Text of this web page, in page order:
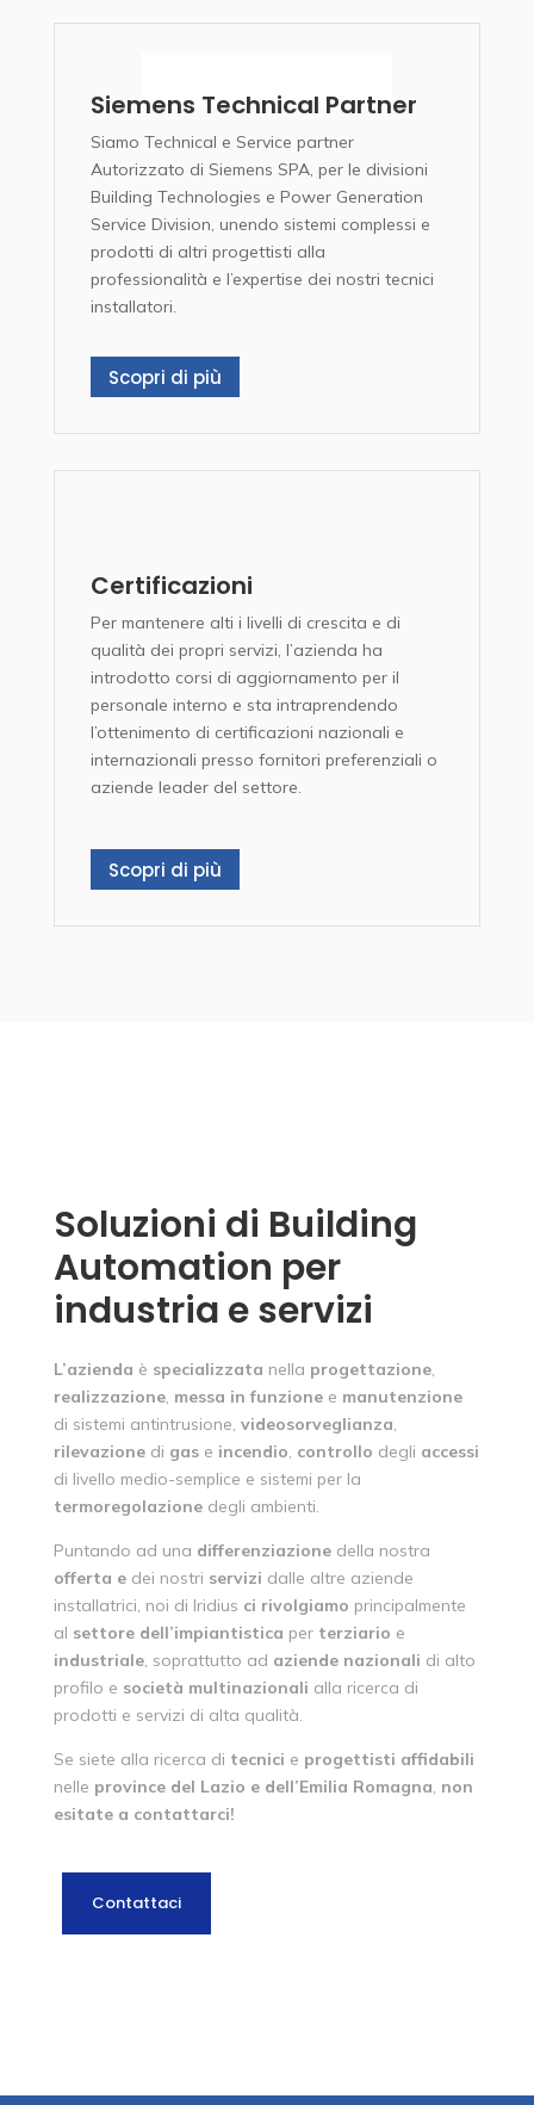
Siemens Technical Partner
Siamo Technical e Service partner
Autorizzato di Siemens SPA, per le divisioni
Building Technologies e Power Generation
Service Division, unendo sistemi complessi e
prodotti di altri progettisti alla
professionalità e l’expertise dei nostri tecnici
installatori.
Scopri di più
Certificazioni
Per mantenere alti i livelli di crescita e di
qualità dei propri servizi, l’azienda ha
introdotto corsi di aggiornamento per il
personale interno e sta intraprendendo
l’ottenimento di certificazioni nazionali e
internazionali presso fornitori preferenziali o
aziende leader del settore.
Scopri di più
Soluzioni di Building
Automation per
industria e servizi
L’azienda è specializzata nella progettazione,
realizzazione, messa in funzione e manutenzione
di sistemi antintrusione, videosorveglianza,
rilevazionedi gase incendio, controllo degli accessi
di livello medio-semplice e sistemi per la
termoregolazionedegli ambienti.
Puntando ad una differenziazionedella nostra
offerta edei nostri servizi dalle altre aziende
installatrici, noi di Iridius ci rivolgiamo principalmente
al settore dell’impiantistica per terziario e
industriale, soprattutto ad aziende nazionali di alto
profilo e società multinazionali alla ricerca di
prodotti e servizi di alta qualità.
Se siete alla ricerca di tecnici e progettisti affidabili
nelle province del Lazio e dell’Emilia Romagna, non
esitate a contattarci!
Contattaci